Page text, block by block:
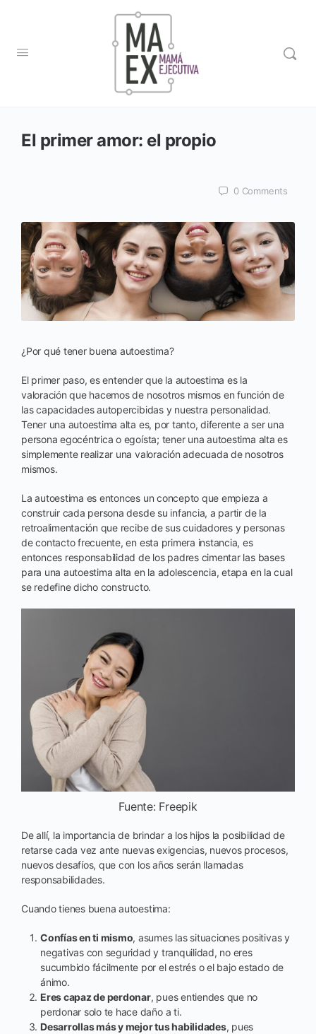
El primer amor: el propio
0 Comments
¿Por qué tener buena autoestima?
El primer paso, es entender que la autoestima es la
valoración que hacemos de nosotros mismos en función de
las capacidades autopercibidas y nuestra personalidad.
Tener una autoestima alta es, por tanto, diferente a ser una
persona egocéntrica o egoísta; tener una autoestima alta es
simplemente realizar una valoración adecuada de nosotros
mismos.
La autoestima es entonces un concepto que empieza a
construir cada persona desde su infancia, a partir de la
retroalimentación que recibe de sus cuidadores y personas
de contacto frecuente, en esta primera instancia, es
entonces responsabilidad de los padres cimentar las bases
para una autoestima alta en la adolescencia, etapa en la cual
se redefine dicho constructo.
Fuente: Freepik
De allí, la importancia de brindar a los hijos la posibilidad de
retarse cada vez ante nuevas exigencias, nuevos procesos,
nuevos desafíos, que con los años serán llamadas
responsabilidades.
Cuando tienes buena autoestima:
Confías en ti mismo, asumes las situaciones positivas y
negativas con seguridad y tranquilidad, no eres
sucumbido fácilmente por el estrés o el bajo estado de
ánimo.
Eres capaz de perdonar, pues entiendes que no
perdonar solo te hace daño a ti.
Desarrollas más y mejor tus habilidades, pues